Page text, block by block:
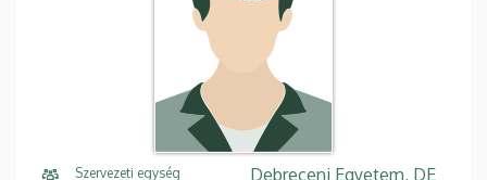
Szervezeti egység
Debreceni Egyetem, DE